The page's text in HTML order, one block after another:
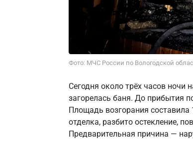
Фото: МЧС России по Вологодской
Сегодня около трёх часов ночи
загорелась баня. До прибытия
Площадь возгорания
отделка, разбито остекление,
Предварительная причина —